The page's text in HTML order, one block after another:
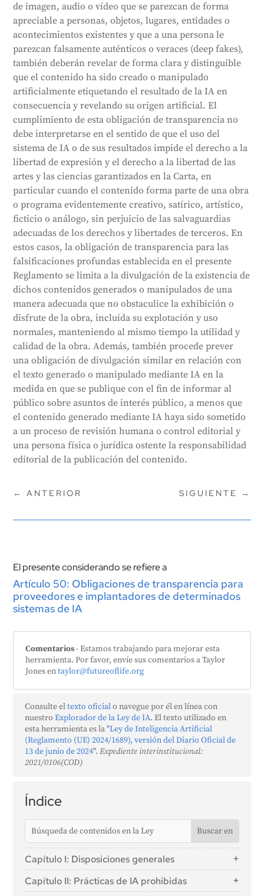
Índice
Capítulo I: Disposiciones generales
Artículo 1: Objeto
Artículo 2: Ámbito de aplicación
Capítulo II: Prácticas de IA prohibidas
de imagen, audio o vídeo que se parezcan de forma
apreciable a personas, objetos, lugares, entidades o
acontecimientos existentes y que a una persona le
parezcan falsamente auténticos o veraces (deep fakes),
también deberán revelar de forma clara y distinguible
que el contenido ha sido creado o manipulado
artificialmente etiquetando el resultado de la IA en
consecuencia y revelando su origen artificial. El
cumplimiento de esta obligación de transparencia no
debe interpretarse en el sentido de que el uso del
sistema de IA o de sus resultados impide el derecho a la
libertad de expresión y el derecho a la libertad de las
artes y las ciencias garantizados en la Carta, en
particular cuando el contenido forma parte de una obra
o programa evidentemente creativo, satírico, artístico,
ficticio o análogo, sin perjuicio de las salvaguardias
adecuadas de los derechos y libertades de terceros. En
estos casos, la obligación de transparencia para las
falsificaciones profundas establecida en el presente
Reglamento se limita a la divulgación de la existencia de
dichos contenidos generados o manipulados de una
manera adecuada que no obstaculice la exhibición o
disfrute de la obra, incluida su explotación y uso
normales, manteniendo al mismo tiempo la utilidad y
calidad de la obra. Además, también procede prever
una obligación de divulgación similar en relación con
el texto generado o manipulado mediante IA en la
medida en que se publique con el fin de informar al
público sobre asuntos de interés público, a menos que
el contenido generado mediante IA haya sido sometido
a un proceso de revisión humana o control editorial y
una persona física o jurídica ostente la responsabilidad
editorial de la publicación del contenido.
←ANTERIOR SIGUIENTE →
El presente considerando se refiere a
Artículo 50: Obligaciones de transparencia para
proveedores e implantadores de determinados
sistemas de IA
Comentarios- Estamos trabajando para mejorar esta
herramienta. Por favor, envíe sus comentarios a Taylor
Jones entaylor@futureoflife.org
Consulte eltexto oficialo navegue por él en línea con
nuestroExplorador de la Ley de IA. El texto utilizado en
esta herramienta es la "Ley de Inteligencia Artificial
(Reglamento (UE) 2024/1689), versión del Diario Oficial de
13 de junio de 2024".Expediente interinstitucional:
2021/0106(COD)